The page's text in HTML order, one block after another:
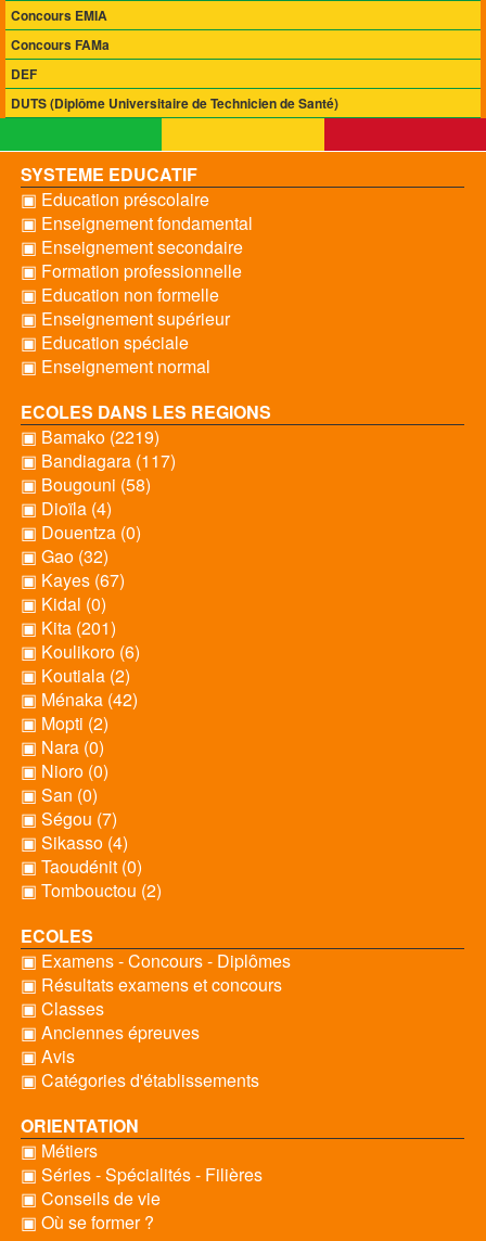
Concours EMIA
Concours FAMa
DEF
DUTS (Diplôme Universitaire de Technicien de Santé)
SYSTEME EDUCATIF
▣ Education préscolaire
▣ Enseignement fondamental
▣ Enseignement secondaire
▣ Formation professionnelle
▣ Education non formelle
▣ Enseignement supérieur
▣ Education spéciale
▣ Enseignement normal
ECOLES DANS LES REGIONS
▣ Bamako (2219)
▣ Bandiagara (117)
▣ Bougouni (58)
▣ Dioïla (4)
▣ Douentza (0)
▣ Gao (32)
▣ Kayes (67)
▣ Kidal (0)
▣ Kita (201)
▣ Koulikoro (6)
▣ Koutiala (2)
▣ Ménaka (42)
▣ Mopti (2)
▣ Nara (0)
▣ Nioro (0)
▣ San (0)
▣ Ségou (7)
▣ Sikasso (4)
▣ Taoudénit (0)
▣ Tombouctou (2)
ECOLES
▣ Examens - Concours - Diplômes
▣ Résultats examens et concours
▣ Classes
▣ Anciennes épreuves
▣ Avis
▣ Catégories d'établissements
ORIENTATION
▣ Métiers
▣ Séries - Spécialités - Filières
▣ Conseils de vie
▣ Où se former ?